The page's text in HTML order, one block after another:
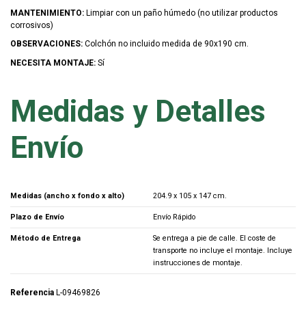
MANTENIMIENTO: Limpiar con un paño húmedo (no utilizar productos
corrosivos)
OBSERVACIONES: Colchón no incluido medida de 90x190 cm.
NECESITA MONTAJE: Sí
Medidas y Detalles
Envío
Medidas (ancho x fondo x alto) 204.9 x 105 x 147 cm.
Plazo de Envío Envío Rápido
Método de Entrega
Se entrega a pie de calle. El coste de
transporte no incluye el montaje. Incluye
instrucciones de montaje.
Referencia L-09469826